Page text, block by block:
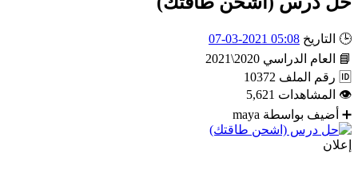
🕒 التاريخ 05:08 2021-03-07
📘
العام الدراسي 2020\2021
🆔 رقم الملف 10372
👁
المشاهدات 5,621
➕
أضيف بواسطة maya
إعلان